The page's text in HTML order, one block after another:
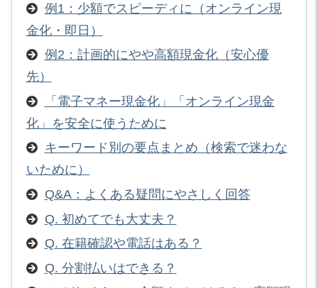
例1：少額でスピーディに（オンライン現
金化・即日）
例2：計画的にやや高額現金化（安心優
先）
「電子マネー現金化」「オンライン現金
化」を安全に使うために
キーワード別の要点まとめ（検索で迷わな
いために）
Q&A：よくある疑問にやさしく回答
Q. 初めてでも大丈夫？
Q. 在籍確認や電話はある？
Q. 分割払いはできる？